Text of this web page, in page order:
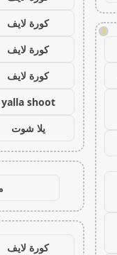
!
كورة لايف
كورة لايف
كورة لايف
yalla shoot
يلا شوت
كورة لايف